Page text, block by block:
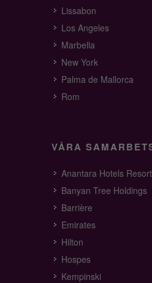
Lissabon
Los Angeles
Marbella
New York
Palma de Mallorca
Rom
VÅRA
Anantara Hotels
Banyan Tree Holdings
Barrière
Emirates
Hilton
Hospes
Kempinski